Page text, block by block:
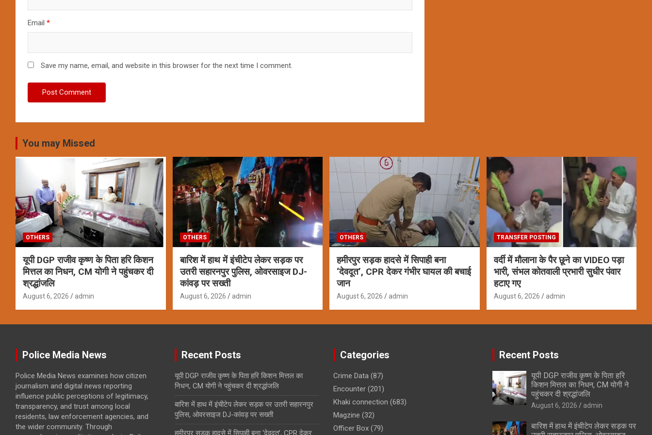
Email *
Save my name, email, and website in this browser for the next time I comment.
You may Missed
OTHERS
यूपी DGP राजीव कृष्ण के पिता हरि किशन
मित्तल का निधन, CM योगी ने पहुंचकर दी
श्रद्धांजलि
August 6, 2026 admin
OTHERS
बारिश में हाथ में इंचीटेप लेकर सड़क पर
उतरी सहारनपुर पुलिस, ओवरसाइज DJ-
कांवड़ पर सख्ती
August 6, 2026 admin
OTHERS
हमीरपुर सड़क हादसे में सिपाही बना
‘देवदूत’, CPR देकर गंभीर घायल की बचाई
जान
August 6, 2026 admin
TRANSFER POSTING
वर्दी में मौलाना के पैर छूने का VIDEO पड़ा
भारी, संभल कोतवाली प्रभारी सुधीर पंवार
हटाए गए
August 6, 2026 admin
Police Media News
Police Media News examines how citizen
journalism and digital news reporting
influence public perceptions of legitimacy,
transparency, and trust among local
residents, law enforcement agencies, and
the wider community. Through
Recent Posts
यूपी DGP राजीव कृष्ण के पिता हरि किशन मित्तल का
निधन, CM योगी ने पहुंचकर दी श्रद्धांजलि
बारिश में हाथ में इंचीटेप लेकर सड़क पर उतरी सहारनपुर
पुलिस, ओवरसाइज DJ-कांवड़ पर सख्ती
हमीरपुर सड़क हादसे में सिपाही बना ‘देवदूत’, CPR देकर
Categories
Crime Data (87)
Encounter (201)
Khaki connection (683)
Magzine (32)
Officer Box (79)
Recent Posts
यूपी DGP राजीव कृष्ण के पिता हरि
किशन मित्तल का निधन, CM योगी ने
पहुंचकर दी श्रद्धांजलि
August 6, 2026 admin
बारिश में हाथ में इंचीटेप लेकर सड़क पर